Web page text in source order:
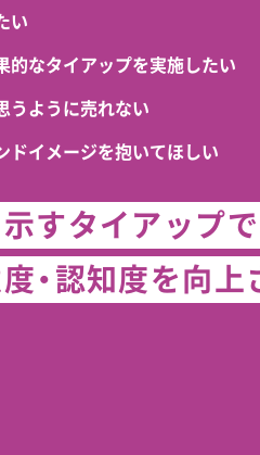
い
的なタイアップを実施したい
うように売れない
ドイメージを抱いてほしい
すタイアップで
・認知度を向上